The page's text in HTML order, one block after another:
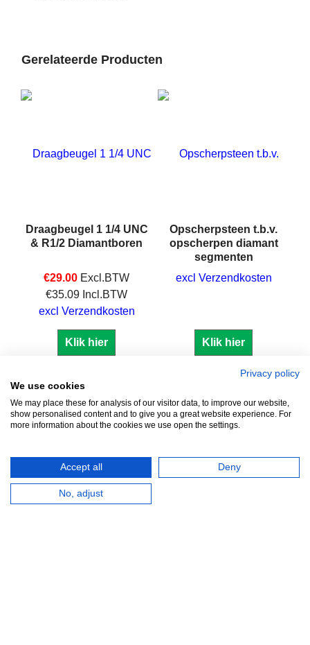
Gerelateerde Producten
Draagbeugel 1 1/4 UNC
& R1/2 Diamantboren
€29.00 Excl.BTW
€35.09 Incl.BTW
excl Verzendkosten
Klik hier
Opscherpsteen t.b.v.
opscherpen diamant
segmenten
excl Verzendkosten
Klik hier
Zuidersluisweg 42
Nederland
info@feramotools.nl
253161
Privacy policy
We use cookies
We may place these for analysis of our visitor data, to improve our website,
show personalised content and to give you a great website experience. For
more information about the cookies we use open the settings.
Accept all Deny
No, adjust